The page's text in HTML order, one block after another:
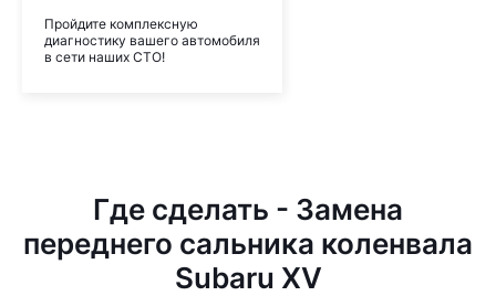
Пройдите комплексную
диагностику вашего автомобиля
в сети наших СТО!
Где сделать - Замена
переднего сальника коленвала
Subaru XV